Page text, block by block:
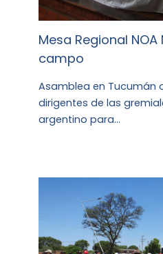
Mesa Regional NOA
campo
Asamblea en Tucumán
dirigentes de las
argentino para…